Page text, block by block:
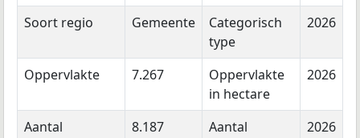
Soort regio
Gemeente
Categorisch
type
2026
Oppervlakte 7.267
Oppervlakte
in hectare
2026
Aantal
8.187 Aantal 2026